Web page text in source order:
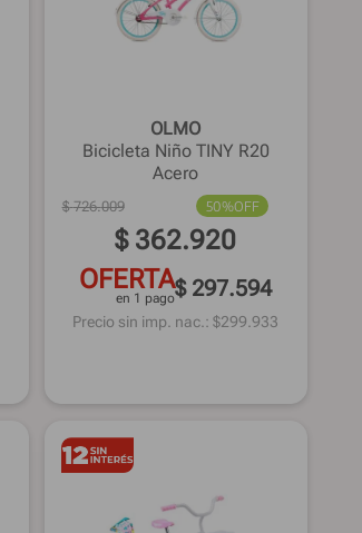
OLMO
Bicicleta Niño TINY R20
Acero
$ 726.009 50%OFF
$ 362.920
OFERTA
en 1 pago$ 297.594
Precio sin imp. nac.: $299.933